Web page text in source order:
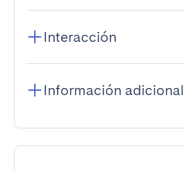
Interacción
Información adicional